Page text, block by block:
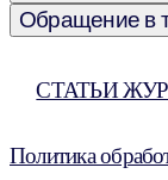
Обращение в
СТАТЬИ
Политика